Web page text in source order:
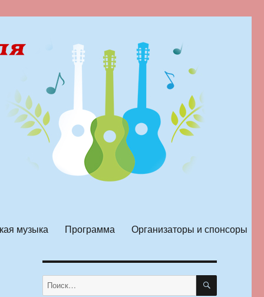
музыка Программа Организаторы и спонсоры
Искать: ПОИСК